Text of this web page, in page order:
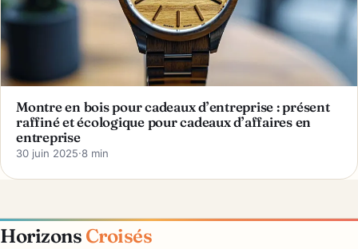
Montre en bois pour cadeaux d’entreprise : présent
raffiné et écologique pour cadeaux d’affaires en
entreprise
30 juin 2025·8 min
Horizons Croisés